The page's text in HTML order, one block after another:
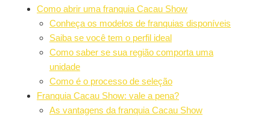
Como abrir uma franquia Cacau Show
Conheça os modelos de franquias disponíveis
Saiba se você tem o perfil ideal
Como saber se sua região comporta uma
unidade
Como é o processo de seleção
Franquia Cacau Show: vale a pena?
As vantagens da franquia Cacau Show